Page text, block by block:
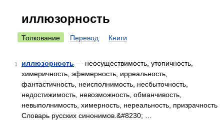
иллюзорность
Толкование Перевод Книги
1 иллюзорность — неосуществимость, утопичность,
химеричность, эфемерность, ирреальность,
фантастичность, неисполнимость, несбыточность,
недостижимость, невозможность, обманчивость,
невыполнимость, химерность, нереальность, призрачность
Словарь русских синонимов.&#8230; …